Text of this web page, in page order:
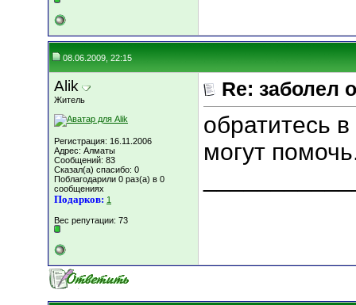
08.06.2009, 22:15
Alik
Житель
Регистрация: 16.11.2006
Адрес: Алматы
Сообщений: 83
Сказал(а) спасибо: 0
Поблагодарили 0 раз(а) в 0
сообщениях
Подарков: 1
Вес репутации: 73
Re: заболел
обратитесь
могут